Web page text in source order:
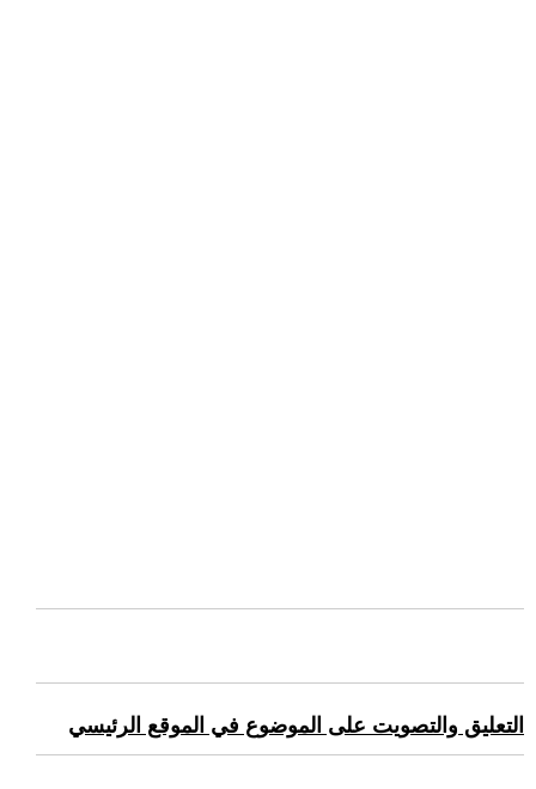
التعليق والتصويت على الموضوع في الموقع الرئيسي